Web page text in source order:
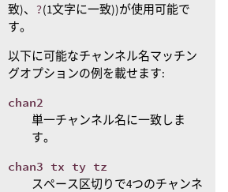
致)、
?(1文字に一致))が使用可能で
す。
以下に可能なチャンネル名マッチン
グオプションの例を載せます:
chan2
単一チャンネル名に一致しま
す。
chan3 tx ty tz
スペース区切りで4つのチャンネ